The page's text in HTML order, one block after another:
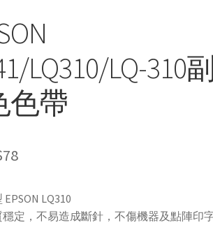
LQ310/LQ-310
色帶
78
LQ310
定，不易造成斷針，不傷機器及點陣印